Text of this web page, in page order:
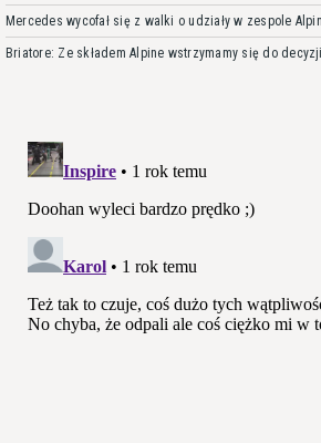
Mercedes wycofał się z walki o udziały w zespole
Briatore: Ze składem Alpine wstrzymamy się do